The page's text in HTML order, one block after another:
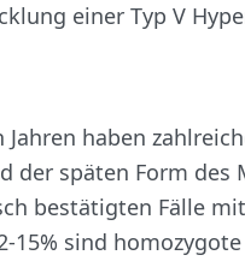
einer Typ V
haben
der späten Form
bestätigten Fälle
15% sind